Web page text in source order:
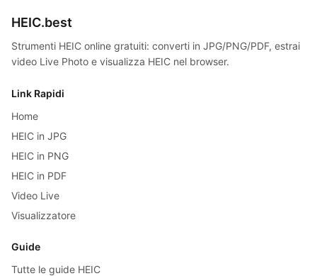
HEIC.best
Strumenti HEIC online gratuiti: converti in JPG/PNG/PDF, estrai
video Live Photo e visualizza HEIC nel browser.
Link Rapidi
Home
HEIC in JPG
HEIC in PNG
HEIC in PDF
Video Live
Visualizzatore
Guide
Tutte le guide HEIC